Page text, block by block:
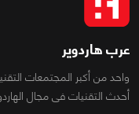
عرب هاردوير
واحد من أكبر المجتمعات
أحدث التقنيات فى مجال